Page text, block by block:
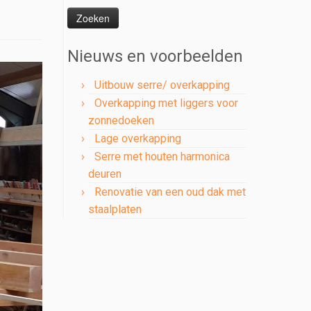
Nieuws en voorbeelden
Uitbouw serre/ overkapping
Overkapping met liggers voor
zonnedoeken
Lage overkapping
Serre met houten harmonica
deuren
Renovatie van een oud dak met
staalplaten